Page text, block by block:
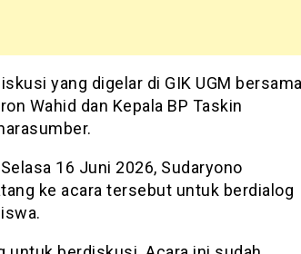
yang digelar di GIK UGM bersama
Wahid dan Kepala BP Taskin
16 Juni 2026, Sudaryono
ke acara tersebut untuk berdialog